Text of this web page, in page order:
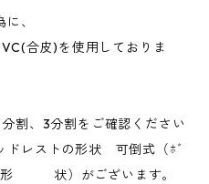
、
合皮)を使用しておりま
割、3分割をご確認ください
ドレストの形状 可倒式（ﾎﾞ
形 状）がございます。